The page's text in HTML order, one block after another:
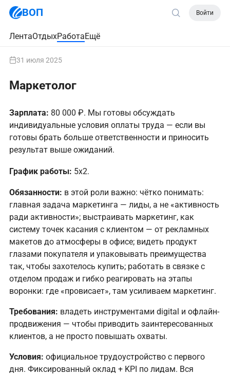
ВОП Войти
ЛентаОтдыхРаботаЕщё
31 июля 2025
Маркетолог
Зарплата: 80 000 ₽. Мы готовы обсуждать
индивидуальные условия оплаты труда — если вы
готовы брать больше ответственности и приносить
результат выше ожиданий.
График работы: 5х2.
Обязанности: в этой роли важно: чётко понимать:
главная задача маркетинга — лиды, а не «активность
ради активности»; выстраивать маркетинг, как
систему точек касания с клиентом — от рекламных
макетов до атмосферы в офисе; видеть продукт
глазами покупателя и упаковывать преимущества
так, чтобы захотелось купить; работать в связке с
отделом продаж и гибко реагировать на этапы
воронки: где «провисает», там усиливаем маркетинг.
Требования: владеть инструментами digital и офлайн-
продвижения — чтобы приводить заинтересованных
клиентов, а не просто повышать охваты.
Условия: официальное трудоустройство с первого
дня. Фиксированный оклад + KPI по лидам. Вся